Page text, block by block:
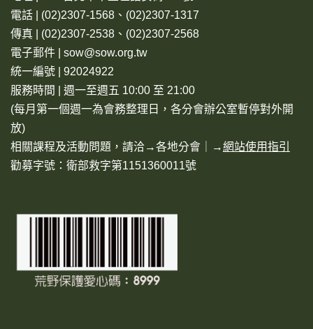
電話 | (02)2307-1568、(02)2307-1317
傳真 | (02)2307-2538、(02)2307-2568
電子郵件 | sow@sow.org.tw
統一編號 | 92024922
服務時間 | 週一至週五 10:00 至 21:00
(每月第一個週一為會務整理日，各分會辦公室暫停對外開
放)
相關課程及活動問題，請洽→各地分會 ｜→網站使用指引
勸募字號：衛部救字第1151360011號